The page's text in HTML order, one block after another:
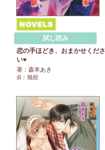
試し読み
恋の手ほどき、おまかせくださ
い♥
著：森本あき
ill：旭炬